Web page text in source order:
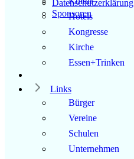
Datenschutzerklärung
Sponsoren
Hotels
Kongresse
Kirche
Essen+Trinken
Links
Bürger
Vereine
Schulen
Unternehmen